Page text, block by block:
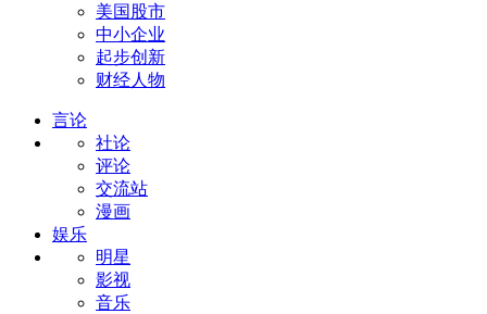
美国股市
中小企业
起步创新
财经人物
言论
社论
评论
交流站
漫画
娱乐
明星
影视
音乐